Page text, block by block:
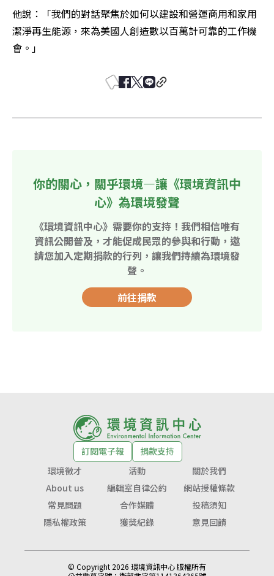
他說：「我們的對話聚焦於如何以建設和營運商用和家用
潔淨再生能源，來為美國人創造數以百萬計可靠的工作機
會。」
你的關心，關乎環境—讓《環境資訊中
心》為環境發聲
《環境資訊中心》需要你的支持！我們相信唯有
資訊公開普及，才能促成民眾的參與和行動，邀
請您加入定期捐款的行列，讓我們持續為環境發
聲。
前往捐款
訂閱電子報
捐款支持
環境徵才
活動
關於我們
About us
編輯室自律公約
網站授權條款
常見問題
合作媒體
投稿須知
隱私權政策
獲獎紀錄 意見回饋
© Copyright 2026 環境資訊中心 版權所有